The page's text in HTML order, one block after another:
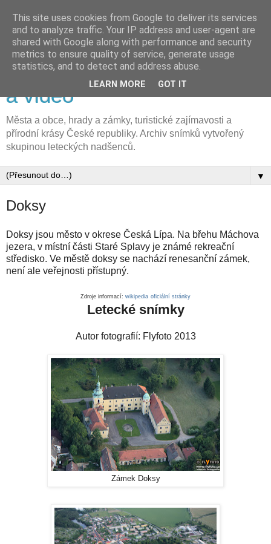
FLyFOTO letecká fotografie
a video
Města a obce, hrady a zámky, turistické zajímavosti a
přírodní krásy České republiky. Archiv snímků vytvořený
skupinou leteckých nadšenců.
▼
Doksy
Doksy jsou město v okrese Česká Lípa. Na břehu Máchova
jezera, v místní části Staré Splavy je známé rekreační
středisko. Ve městě doksy se nachází renesanční zámek,
není ale veřejnosti přístupný.
Zdroje informací: wikipedia oficiální stránky
Letecké snímky
Autor fotografií: Flyfoto 2013
Zámek Doksy
This site uses cookies from Google to deliver its services
and to analyze traffic. Your IP address and user-agent are
shared with Google along with performance and security
metrics to ensure quality of service, generate usage
statistics, and to detect and address abuse.
LEARN MORE GOT IT